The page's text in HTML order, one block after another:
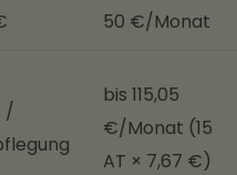
50 €/Monat
/
bis 115,05
€/Monat (15
AT × 7,67 €)